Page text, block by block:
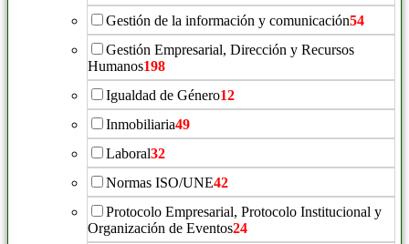
Gestión de la información y comunicación54
Gestión Empresarial, Dirección y Recursos
Humanos198
Igualdad de Género12
Inmobiliaria49
Laboral32
Normas ISO/UNE42
Protocolo Empresarial, Protocolo Institucional y
Organización de Eventos24